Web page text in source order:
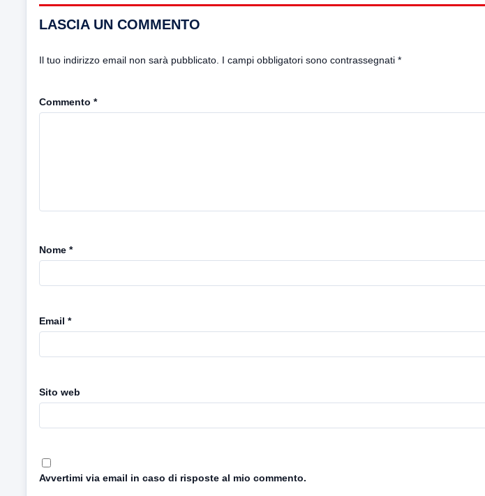
LASCIA UN COMMENTO
Il tuo indirizzo email non sarà pubblicato. I campi obbligatori sono contrassegnati *
Commento *
Nome *
Email *
Sito web
Avvertimi via email in caso di risposte al mio commento.